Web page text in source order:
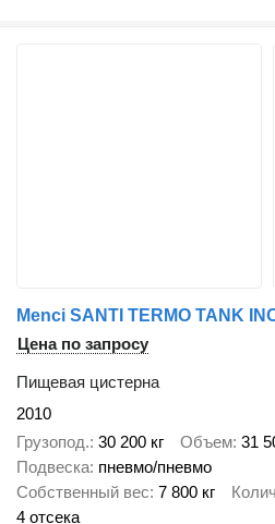
Цена по запросу
Пищевая цистерна
2010
Грузопод. 30 200 кг Объем 31
Подвеска пневмо/пневмо
Собственный вес 7 800 кг
4 отсека